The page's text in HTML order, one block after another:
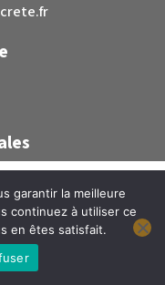
garantir la meilleure
continuez à utiliser ce
en êtes satisfait.